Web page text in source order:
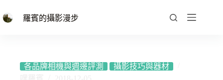
至
羅賓的攝影漫步
各品牌相機與週邊評測
攝影技巧與器材